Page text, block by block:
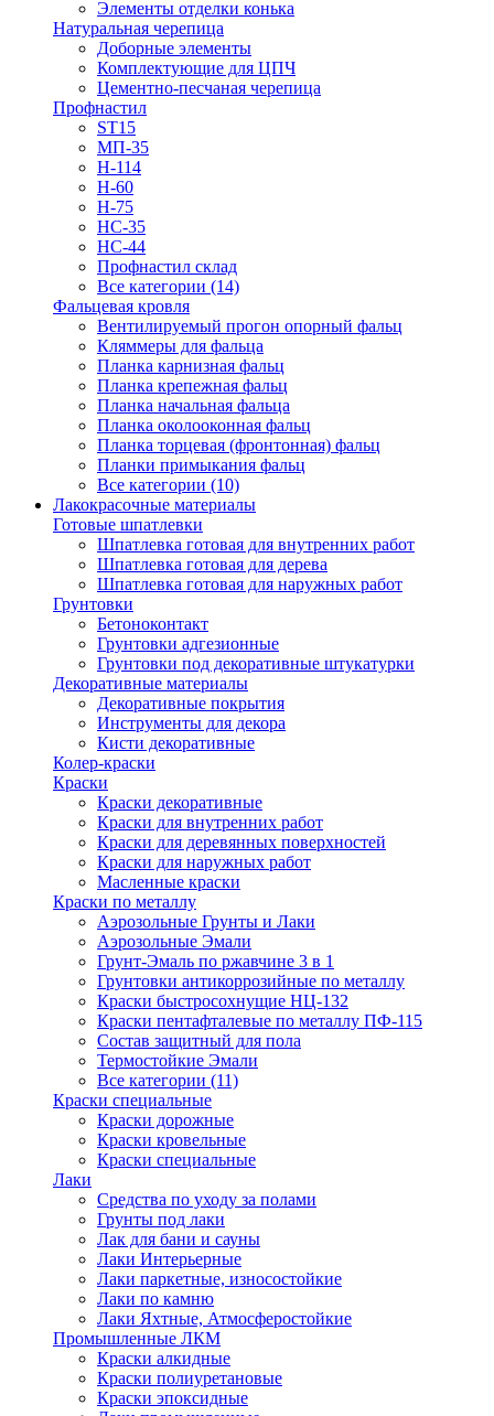
Элементы отделки конька
Натуральная черепица
Доборные элементы
Комплектующие для ЦПЧ
Цементно-песчаная черепица
Профнастил
ST15
МП-35
Н-114
Н-60
Н-75
НС-35
НС-44
Профнастил склад
Все категории (14)
Фальцевая кровля
Вентилируемый прогон опорный фальц
Кляммеры для фальца
Планка карнизная фальц
Планка крепежная фальц
Планка начальная фальца
Планка околооконная фальц
Планка торцевая (фронтонная) фальц
Планки примыкания фальц
Все категории (10)
Лакокрасочные материалы
Готовые шпатлевки
Шпатлевка готовая для внутренних работ
Шпатлевка готовая для дерева
Шпатлевка готовая для наружных работ
Грунтовки
Бетоноконтакт
Грунтовки адгезионные
Грунтовки под декоративные штукатурки
Декоративные материалы
Декоративные покрытия
Инструменты для декора
Кисти декоративные
Колер-краски
Краски
Краски декоративные
Краски для внутренних работ
Краски для деревянных поверхностей
Краски для наружных работ
Масленные краски
Краски по металлу
Аэрозольные Грунты и Лаки
Аэрозольные Эмали
Грунт-Эмаль по ржавчине 3 в 1
Грунтовки антикоррозийные по металлу
Краски быстросохнущие НЦ-132
Краски пентафталевые по металлу ПФ-115
Состав защитный для пола
Термостойкие Эмали
Все категории (11)
Краски специальные
Краски дорожные
Краски кровельные
Краски специальные
Лаки
Cредства по уходу за полами
Грунты под лаки
Лак для бани и сауны
Лаки Интерьерные
Лаки паркетные, износостойкие
Лаки по камню
Лаки Яхтные, Атмосферостойкие
Промышленные ЛКМ
Краски алкидные
Краски полиуретановые
Краски эпоксидные